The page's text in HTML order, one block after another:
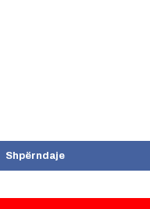
Shpërndaje